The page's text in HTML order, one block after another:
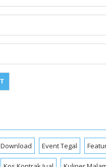
Download Event Tegal